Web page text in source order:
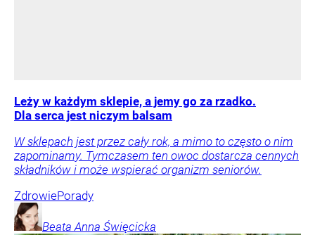
Leży w każdym sklepie, a jemy go za rzadko.
Dla serca jest niczym balsam
W sklepach jest przez cały rok, a mimo to często o nim
zapominamy. Tymczasem ten owoc dostarcza cennych
składników i może wspierać organizm seniorów.
ZdrowiePorady
Beata Anna Święcicka